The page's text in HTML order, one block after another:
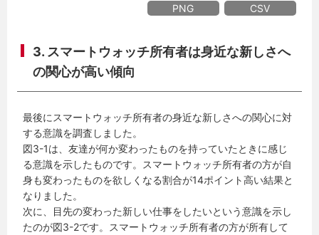
PNG CSV
3. スマートウォッチ所有者は身近な新しさへ
の関心が高い傾向
最後にスマートウォッチ所有者の身近な新しさへの関心に対
する意識を調査しました。
図3-1は、友達が何か変わったものを持っていたときに感じ
る意識を示したものです。スマートウォッチ所有者の方が自
身も変わったものを欲しくなる割合が14ポイント高い結果と
なりました。
次に、目先の変わった新しい仕事をしたいという意識を示し
たのが図3-2です。スマートウォッチ所有者の方が所有して